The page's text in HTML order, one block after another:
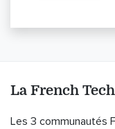
La French
Les 3 communautés